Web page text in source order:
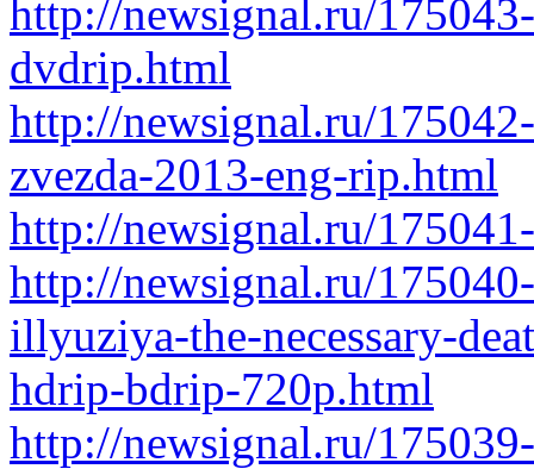
http://newsignal.ru/
dvdrip.html
http://newsignal.ru/
zvezda-2013-eng-rip.html
http://newsignal.ru/
http://newsignal.ru/
illyuziya-the-necessary-
hdrip-bdrip-720p.html
http://newsignal.ru/